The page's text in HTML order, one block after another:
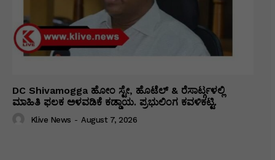
DC Shivamogga ಹೋಂ ಸ್ಟೇ, ಹೊಟೆಲ್ & ರೆಸಾರ್ಟ್ಗಳಲ್ಲಿ
ಮಾಹಿತಿ ಫಲಕ ಅಳವಡಿಕೆ ಕಡ್ಡಾಯ. ಪ್ರಭುಲಿಂಗ ಕವಳಿಕಟ್ಟಿ.
Klive News - August 7, 2026